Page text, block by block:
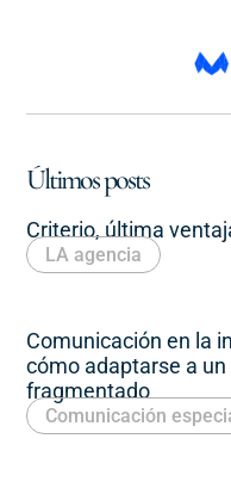
Últimos posts
Criterio, última
LA agencia
Comunicación en la
cómo adaptarse a
fragmentado
Comunicación